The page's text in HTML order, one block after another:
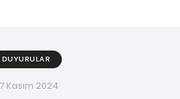
DUYURULAR
Kasım 2024